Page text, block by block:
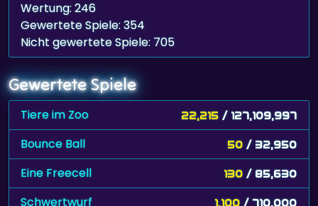
Wertung: 246
Gewertete Spiele: 354
Nicht gewertete Spiele: 705
Gewertete Spiele
Tiere im Zoo 22,215 / 127,109,997
Bounce Ball 50 / 32,950
Eine Freecell 130 / 85,630
Schwertwurf 1,100 / 710,000